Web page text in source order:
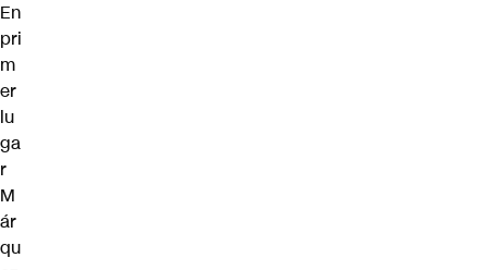
En
pri
m
er
lu
ga
r
M
ár
qu